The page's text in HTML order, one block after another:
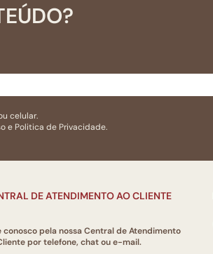
celular.
e Politica de Privacidade.
DE ATENDIMENTO AO CLIENTE
conosco pela nossa Central de Atendimento
por telefone, chat ou e-mail.